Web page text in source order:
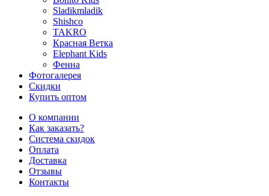
Sladikmladik
Shishco
TAKRO
Красная Ветка
Elephant Kids
Фенна
Фотогалерея
Скидки
Купить оптом
О компании
Как заказать?
Система скидок
Оплата
Доставка
Отзывы
Контакты